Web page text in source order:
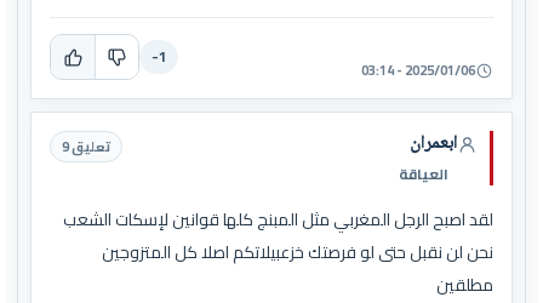
2025/01/06 - 03:14
-1
ابعمران
العياقة
تعليق 9
لقد اصبح الرجل المغربي مثل المبنج كلها قوانين لإسكات الشعب
نحن لن نقبل حتى لو فرصتك خزعبيلاتكم اصلا كل المتزوجين
مطلقين